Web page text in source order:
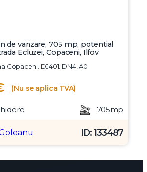
de vanzare, 705 mp, potential
Ecluzei, Copaceni, Ilfov
Copaceni, DJ401, DN4, A0
(Nu se aplica TVA)
705mp
ID: 133487